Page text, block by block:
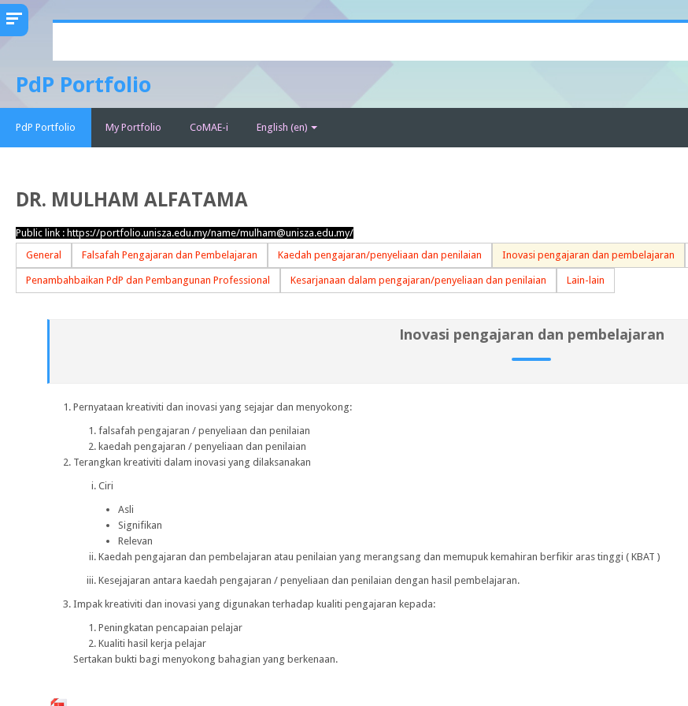
contentPdP Portfolio
PdP Portfolio My Portfolio CoMAE-i English ‎(en)‎
DR. MULHAM ALFATAMA
Public link : https://portfolio.unisza.edu.my/name/mulham@unisza.edu.my/
General
Falsafah Pengajaran dan Pembelajaran Kaedah pengajaran/penyeliaan dan penilaian Inovasi pengajaran dan pembelajaran
Penambahbaikan PdP dan Pembangunan Professional Kesarjanaan dalam pengajaran/penyeliaan dan penilaian Lain-lain
Inovasi pengajaran dan pembelajaran
Pernyataan kreativiti dan inovasi yang sejajar dan menyokong:
falsafah pengajaran / penyeliaan dan penilaian
kaedah pengajaran / penyeliaan dan penilaian
Terangkan kreativiti dalam inovasi yang dilaksanakan
Ciri
Asli
Signifikan
Relevan
Kaedah pengajaran dan pembelajaran atau penilaian yang merangsang dan memupuk kemahiran berfikir aras tinggi ( KBAT )
Kesejajaran antara kaedah pengajaran / penyeliaan dan penilaian dengan hasil pembelajaran.
Impak kreativiti dan inovasi yang digunakan terhadap kualiti pengajaran kepada:
Peningkatan pencapaian pelajar
Kualiti hasil kerja pelajar
Sertakan bukti bagi menyokong bahagian yang berkenaan.